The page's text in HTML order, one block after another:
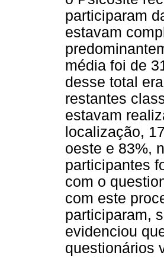
participaram
estavam
média foi de
desse total
restantes
estavam
localização,
oeste e 83%,
participantes
com o
com este
participaram,
evidenciou
questionários